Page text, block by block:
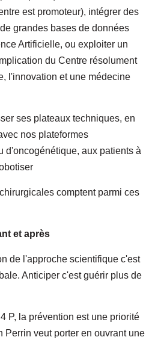
est promoteur), intégrer des
grandes bases de données
Artificielle, ou exploiter un
du Centre résolument
l'innovation et une médecine
ses plateaux techniques, en
nos plateformes
d'oncogénétique, aux patients à
comptent parmi ces
et après
de l'approche scientifique c'est
Anticiper c'est guérir plus de
P, la prévention est une priorité
Perrin veut porter en ouvrant une